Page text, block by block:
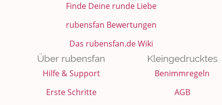
Finde Deine runde Liebe
rubensfan Bewertungen
Das rubensfan.de Wiki
Über rubensfan
Hilfe & Support
Erste Schritte
Kleingedrucktes
Benimmregeln
AGB